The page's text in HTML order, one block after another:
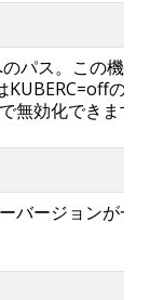
パス。この機能
KUBERC=offの環
無効化できます
バージョンが一